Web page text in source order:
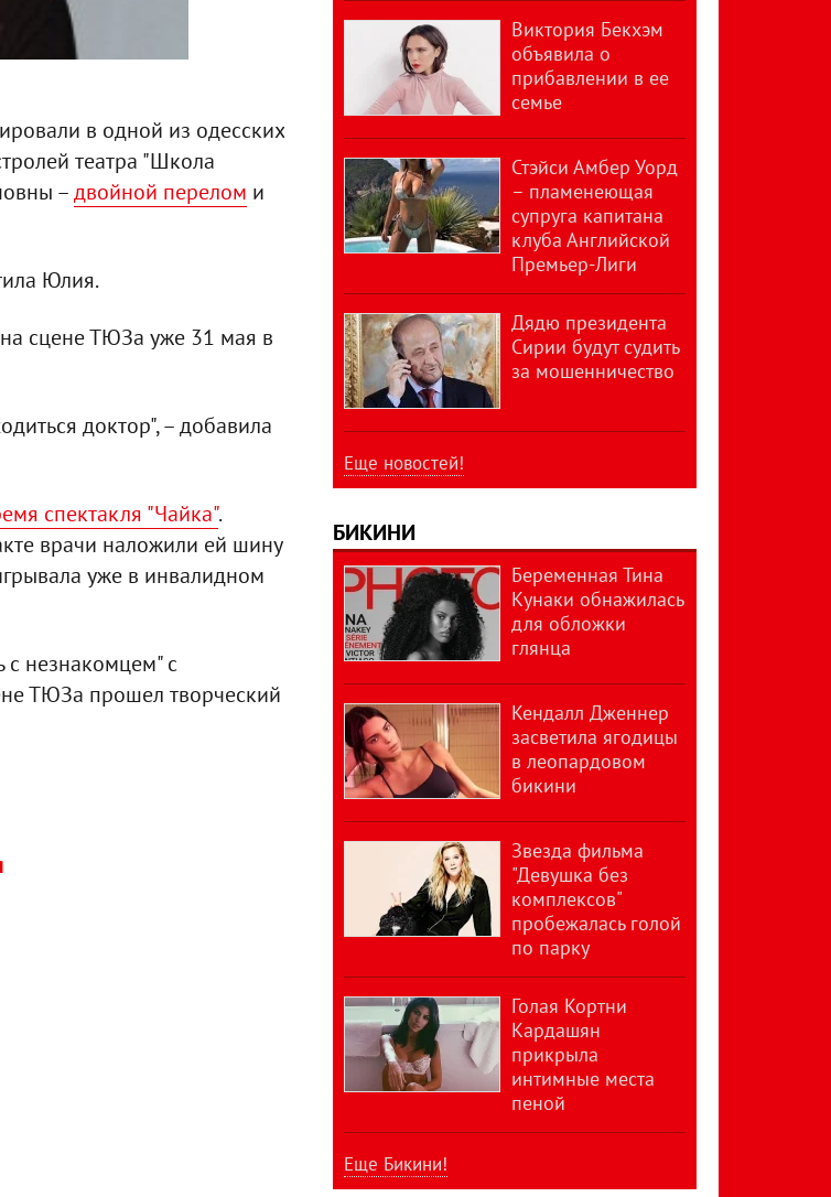
в одной из одесских
театра "Школа
–двойной перелом и
Юлия.
на сцене ТЮЗа уже 31 мая в
доктор", – добавила
спектакля "Чайка".
врачи наложили ей шину
уже в инвалидном
с незнакомцем" с
ТЮЗа прошел творческий
Виктория Бекхэм
объявила о
прибавлении в ее
семье
Стэйси Амбер Уорд
– пламенеющая
супруга капитана
клуба Английской
Премьер-Лиги
Дядю президента
Сирии будут судить
за мошенничество
Еще новостей!
БИКИНИ
Беременная Тина
Кунаки обнажилась
для обложки
глянца
Кендалл Дженнер
засветила ягодицы
в леопардовом
бикини
Звезда фильма
"Девушка без
комплексов"
пробежалась голой
по парку
Голая Кортни
Кардашян
прикрыла
интимные места
пеной
Еще Бикини!